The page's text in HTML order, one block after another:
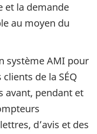
et la demande
au moyen du
système AMI pour
de la SÉQ
avant, pendant et
d’avis et des